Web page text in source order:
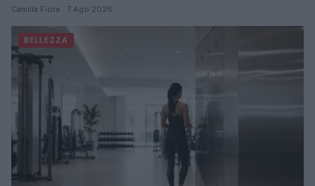
Camilla Fiore · 7 Ago 2026
BELLEZZA